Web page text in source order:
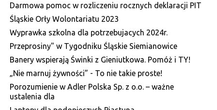
Darmowa pomoc w rozliczeniu rocznych deklaracji PIT
Śląskie Orły Wolontariatu 2023
Wyprawka szkolna dla potrzebujacych 2024r.
Przeprosiny" w Tygodniku Śląskie Siemianowice
Banery wspierają Świnki z Gieniutkowa. Pomóż i TY!
„Nie marnuj żywności” - To nie takie proste!
Porozumienie w Adler Polska Sp. z o.o. – ważne
ustalenia dla